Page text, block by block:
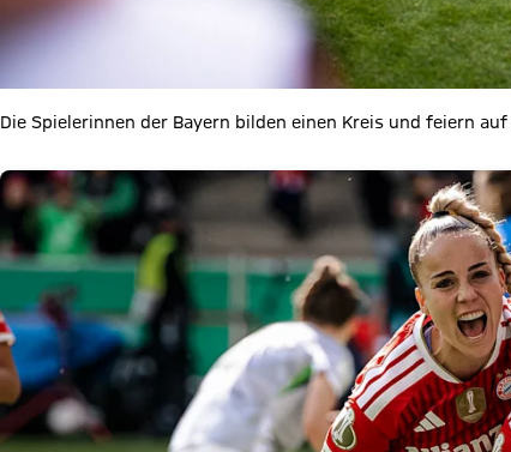
Die Spielerinnen der Bayern bilden einen Kreis und feiern